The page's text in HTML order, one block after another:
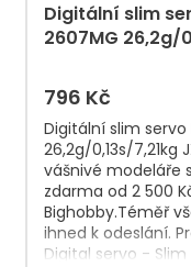
Digitální slim
2607MG 26,2g/
796 Kč
Digitální slim servo
26,2g/0,13s/7,21kg
vášnivé modeláře
zdarma od 2 500
Bighobby.Téměř
ihned k odeslání.
Digital servo - Slim